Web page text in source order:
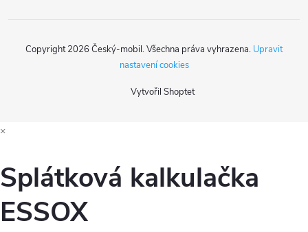
Vytvořil Shoptet
Copyright 2026 Český-mobil. Všechna práva vyhrazena. Upravit
nastavení cookies
×
Splátková kalkulačka
ESSOX